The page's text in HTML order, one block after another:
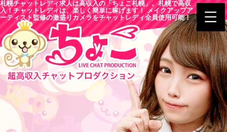
札幌チャットレディ求人は高収入の「ちょこ札幌」。札幌で高収
入！チャットレディは、楽しく簡単に稼げます！ メイクアップア
ーティスト監修の激盛りカメラをチャットレディ全員使用可能！